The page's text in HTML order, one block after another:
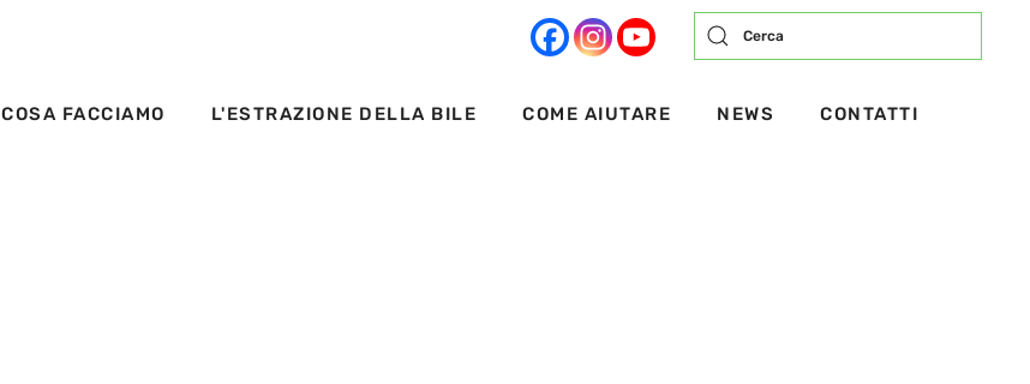
COSA FACCIAMO L'ESTRAZIONE DELLA BILE COME AIUTARE NEWS CONTATTI